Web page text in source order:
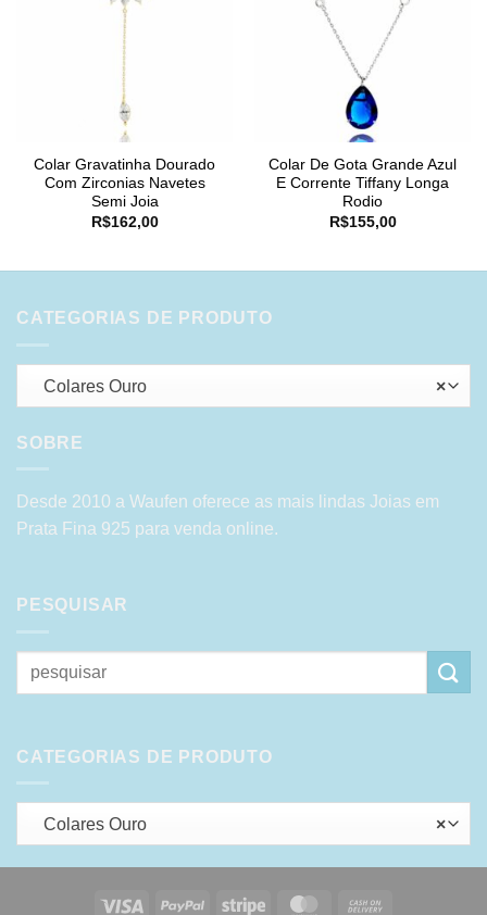
Colar Gravatinha Dourado
Com Zirconias Navetes
Semi Joia
R$162,00
Colar De Gota Grande Azul
E Corrente Tiffany Longa
Rodio
R$155,00
CATEGORIAS DE PRODUTO
×
Colares Ouro
SOBRE
Desde 2010 a Waufen oferece as mais lindas Joias em
Prata Fina 925 para venda online.
PESQUISAR
Pesquisar
por:
CATEGORIAS DE PRODUTO
×
Colares Ouro
Visa PayPal Stripe MasterCard